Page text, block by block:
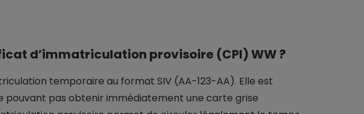
d’immatriculation provisoire (CPI) WW ?
temporaire au format SIV (AA-123-AA). Elle est
pouvant pas obtenir immédiatement une carte grise